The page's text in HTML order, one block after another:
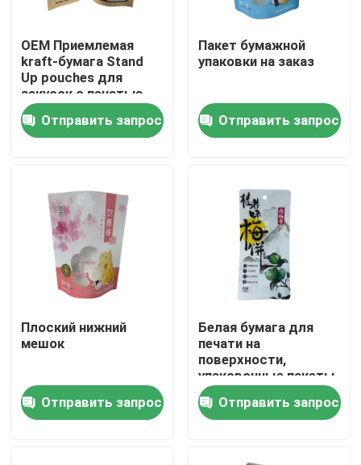
Дом
Продукты
Путешествие фабрики
Проверка качества
Свяжитесь мы
Случаи
OEM Приемлемая
kraft-бумага Stand
Up pouches для
закусок с печатью
CMYK
Отправить запрос
Пакет бумажной
упаковки на заказ
Отправить запрос
Плоский нижний
мешок
Отправить запрос
Белая бумага для
печати на
поверхности,
упаковочные пакеты
для индивидуальных
цветов
Отправить запрос